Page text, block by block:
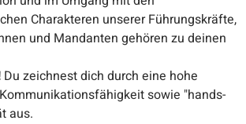
Charakteren unserer Führungskräfte,
und Mandanten gehören zu deinen
Du zeichnest dich durch eine hohe
sowie "hands-
aus.​​